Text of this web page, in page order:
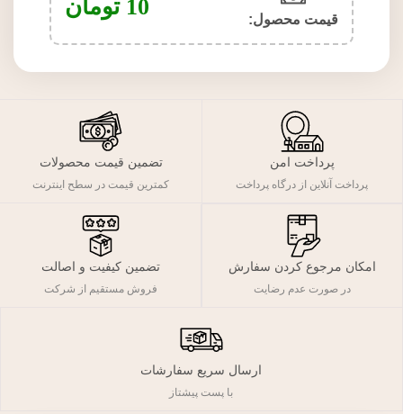
قیمت محصول:​ 10 تومان
پرداخت امن
پرداخت آنلاین از درگاه پرداخت
تضمین قیمت محصولات
کمترین قیمت در سطح اینترنت
امکان مرجوع کردن سفارش
در صورت عدم رضایت
تضمین کیفیت و اصالت
فروش مستقیم از شرکت
ارسال سریع سفارشات
با پست پیشتاز